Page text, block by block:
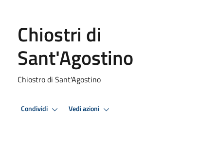
Chiostri di
Sant'Agostino
Chiostro di Sant'Agostino
Condividi Vedi azioni